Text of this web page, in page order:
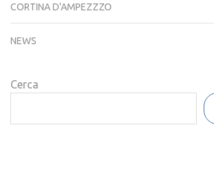
CORTINA D'AMPEZZZO
NEWS
Cerca